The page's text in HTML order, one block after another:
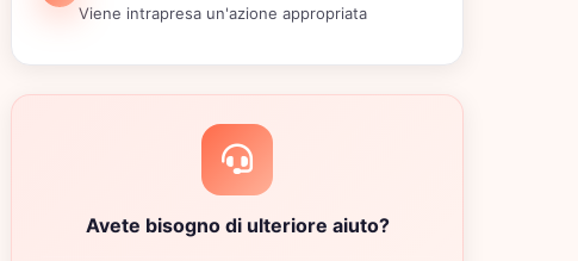
Viene intrapresa un'azione appropriata
Avete bisogno di ulteriore aiuto?